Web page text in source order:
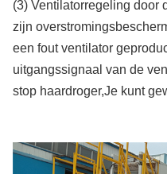
(3) Ventilatorregeling door
zijn
een fout ventilator
uitgangssignaal van de
stop haardroger,Je kunt